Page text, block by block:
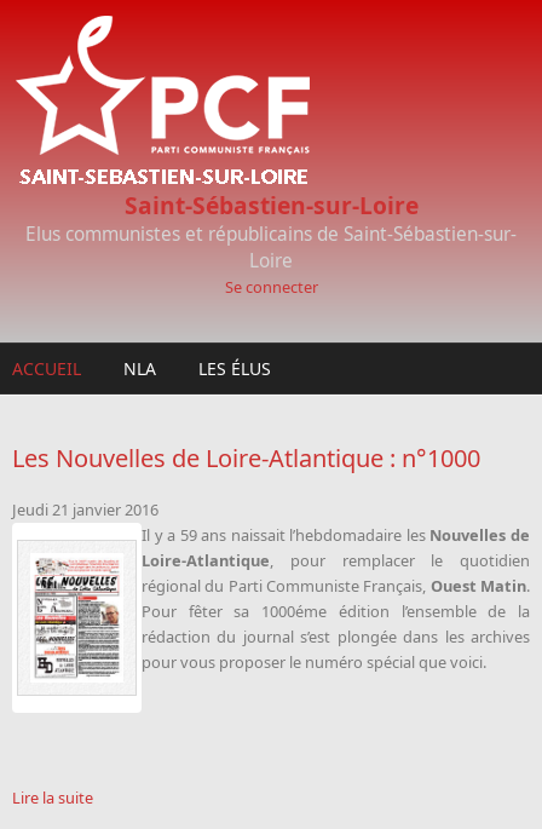
Aller au contenu principal
Saint-Sébastien-sur-Loire
Elus communistes et républicains de Saint-Sébastien-sur-
Loire
Se connecter
ACCUEIL NLA LES ÉLUS
Les Nouvelles de Loire-Atlantique : n°1000
Jeudi 21 janvier 2016
Il y a 59 ans naissait l’hebdomadaire les Nouvelles de
Loire-Atlantique, pour remplacer le quotidien
régional du Parti Communiste Français, Ouest Matin.
Pour fêter sa 1000éme édition l’ensemble de la
rédaction du journal s’est plongée dans les archives
pour vous proposer le numéro spécial que voici.
Lire la suite